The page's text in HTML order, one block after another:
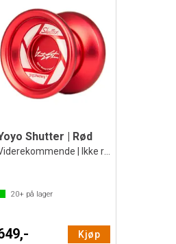
Shutter | Rød
Viderekommende | Ikke responsiv jojo
20+på lager
Kjøp